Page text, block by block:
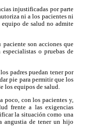
injustificadas por parte
ni a los pacientes ni
de salud no admite
son acciones que
o pruebas de
padres puedan tener por
pie para permitir que los
los equipos de salud.
poco, con los pacientes y,
frente a las exigencias
la situación como una
angustia de tener un hijo